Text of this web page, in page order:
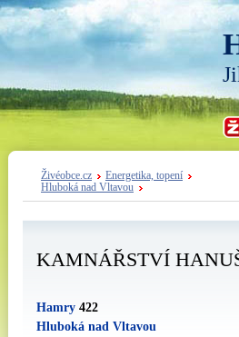
Živéobce.cz
Energetika, topení
Hluboká nad Vltavou
KAMNÁŘSTVÍ
Hamry 422
Hluboká nad Vltavou